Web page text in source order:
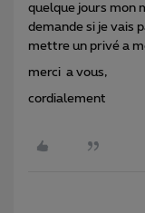
quelque jours mon
demande si je vais
mettre un privé a
merci a vous,
cordialement